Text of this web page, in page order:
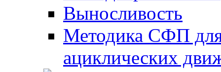
Выносливость
Методика СФП для
ациклических